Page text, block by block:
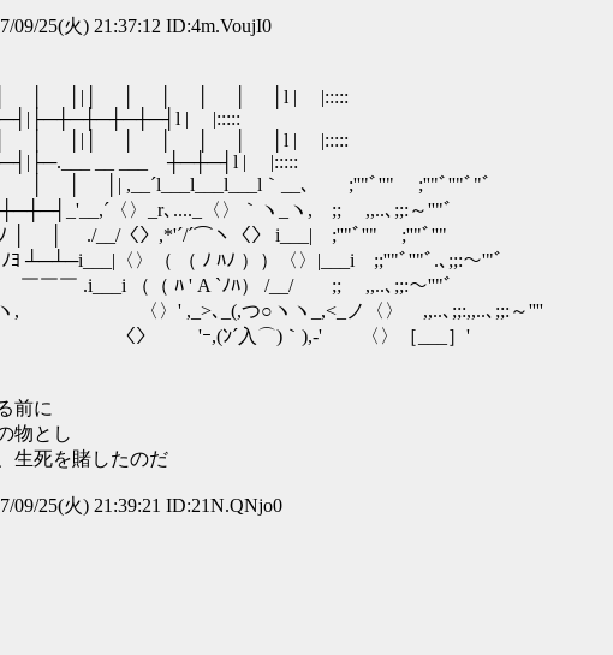
09/25(火) 21:37:12 ID:4m.VoujI0
│ │|│ │ │ │ │ │l | |:::::
| |:::::
│ │|│ │ │ │ │ │l | |:::::
__ ___ ┼─┼─┤l | |:::::
│| ,__´l___l___l___l｀__､ ;''"ﾞ''" ;''"ﾞ''"ﾞ"ﾞ
〈〉_r､...._〈〉｀ヽ_ヽ, ;; ,,..､;;:～''"ﾞ
│ ./__/〈〉,*'´/´⌒ヽ〈〉 i___| ;''"ﾞ''" ;''"ﾞ''"
┴─┴─i___|〈〉（ （ ﾉ ﾊﾉ ））〈〉|___i ;;''"ﾞ''"ﾞ.､;;:～'"ﾞ
￣￣￣ .i___i （（ ﾊ ' A `ﾉﾊ） /__/ ;; ,,..､;;:～''"ﾞ
, 〈〉' ,_>､_(,つ○ヽヽ_,<_ノ〈〉 ,,..､;;:,,..､;;:～''''
〉 'ｰ,(ﾝ´入⌒)｀),‐' 〈〉［___］'
前に
物とし
生死を賭したのだ
09/25(火) 21:39:21 ID:21N.QNjo0